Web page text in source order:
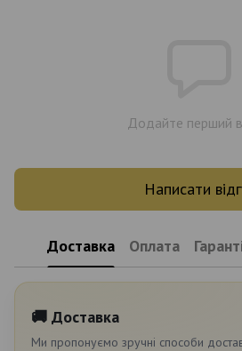
Додайте перший
Написати
Доставка Оплата
🚚 Доставка
Ми пропонуємо зручні способи